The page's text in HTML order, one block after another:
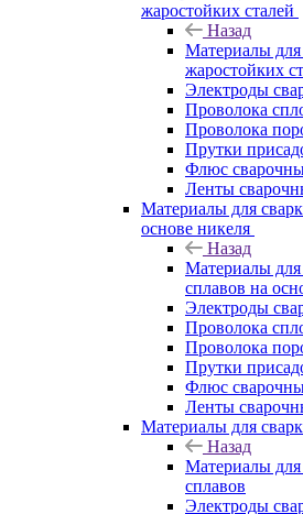
жаростойких сталей
Назад
Материалы
жаростойких
Электроды
Проволока
Проволока
Прутки
Флюс
Ленты
Материалы для
основе никеля
Назад
Материалы для
сплавов на
Электроды
Проволока
Проволока
Прутки
Флюс
Ленты
Материалы для
Назад
Материалы
сплавов
Электроды